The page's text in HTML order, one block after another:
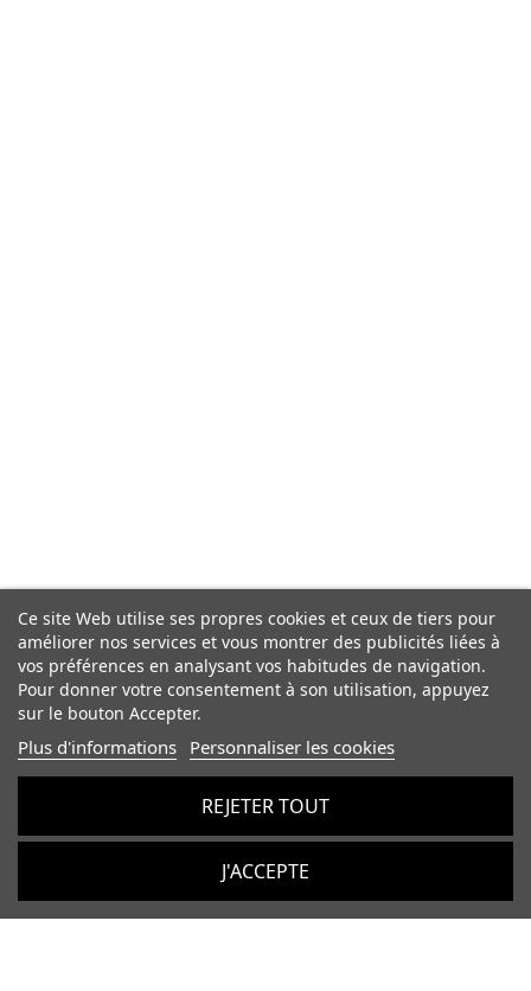
Ce site Web utilise ses propres cookies et ceux de tiers pour
améliorer nos services et vous montrer des publicités liées à
vos préférences en analysant vos habitudes de navigation.
Pour donner votre consentement à son utilisation, appuyez
sur le bouton Accepter.
Plus d'informations Personnaliser les cookies
REJETER TOUT
J'ACCEPTE